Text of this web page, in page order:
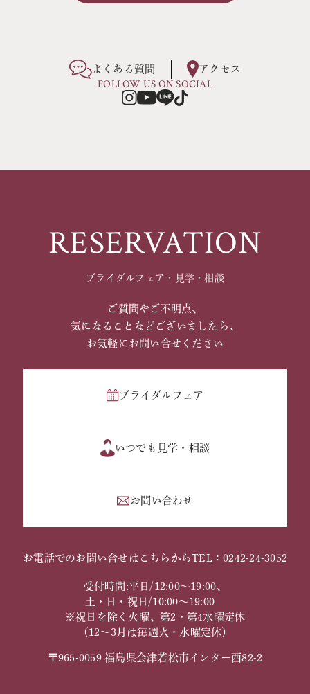
よくある質問 アクセス
FOLLOW US ON SOCIAL
RESERVATION
ブライダルフェア・見学・相談
ご質問やご不明点、
気になることなどございましたら、
お気軽にお問い合せください
ブライダルフェア
いつでも見学・相談
お問い合わせ
お電話でのお問い合せはこちらからTEL：0242-24-3052
受付時間:平日/12:00～19:00、
土・日・祝日/10:00～19:00
※祝日を除く火曜、第2・第4水曜定休
（12～3月は毎週火・水曜定休）
〒965-0059 福島県会津若松市インター西82-2